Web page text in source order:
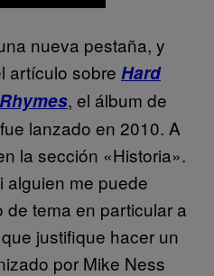
nueva pestaña, y
artículo sobre Hard
, el álbum de
lanzado en 2010. A
la sección «Historia».
alguien me puede
tema en particular a
justifique hacer un
por Mike Ness